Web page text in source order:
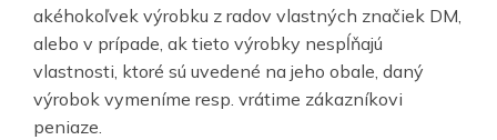
akéhokoľvek výrobku z radov vlastných značiek DM,
alebo v prípade, ak tieto výrobky nespĺňajú
vlastnosti, ktoré sú uvedené na jeho obale, daný
výrobok vymeníme resp. vrátime zákazníkovi
peniaze.